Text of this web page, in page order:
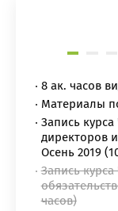
8 ак. часов
Материалы
Запись
директоров
Осень 2019
Запись курса
часов)